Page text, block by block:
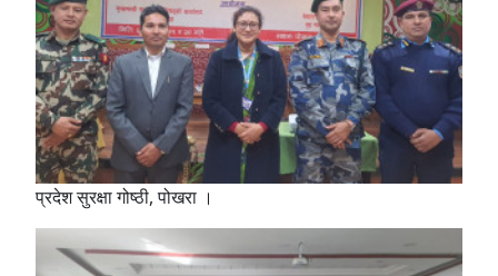
प्रदेश सुरक्षा गोष्ठी, पोखरा ।